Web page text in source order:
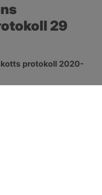
29
protokoll 2020-